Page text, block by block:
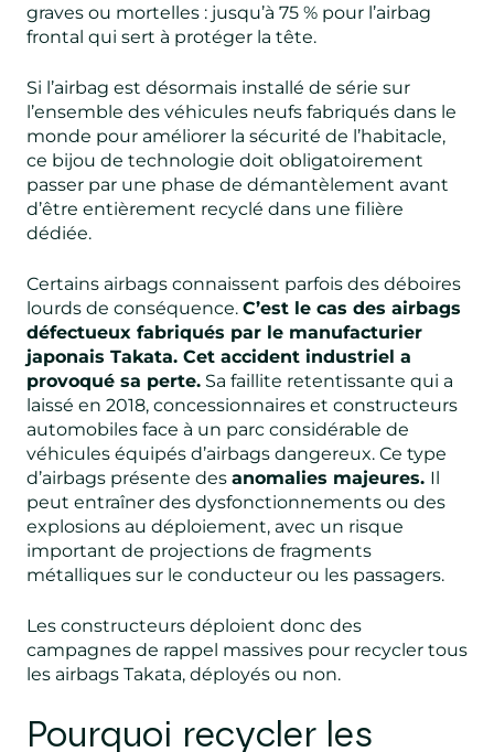
graves ou mortelles : jusqu’à 75 % pour l’airbag
frontal qui sert à protéger la tête.
Si l’airbag est désormais installé de série sur
l’ensemble des véhicules neufs fabriqués dans le
monde pour améliorer la sécurité de l’habitacle,
ce bijou de technologie doit obligatoirement
passer par une phase de démantèlement avant
d’être entièrement recyclé dans une filière
dédiée.
Certains airbags connaissent parfois des déboires
lourds de conséquence. C’est le cas des airbags
défectueux fabriqués par le manufacturier
japonais Takata. Cet accident industriel a
provoqué sa perte. Sa faillite retentissante qui a
laissé en 2018, concessionnaires et constructeurs
automobiles face à un parc considérable de
véhicules équipés d’airbags dangereux. Ce type
d’airbags présente des anomalies majeures. Il
peut entraîner des dysfonctionnements ou des
explosions au déploiement, avec un risque
important de projections de fragments
métalliques sur le conducteur ou les passagers.
Les constructeurs déploient donc des
campagnes de rappel massives pour recycler tous
les airbags Takata, déployés ou non.
Pourquoi recycler les